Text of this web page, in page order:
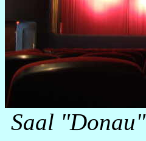
Saal "Donau"